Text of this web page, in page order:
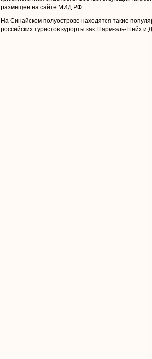
размещен на сайте МИД РФ.
На Синайском полуострове находятся такие
российских туристов курорты как Шарм-эль-Шейх и